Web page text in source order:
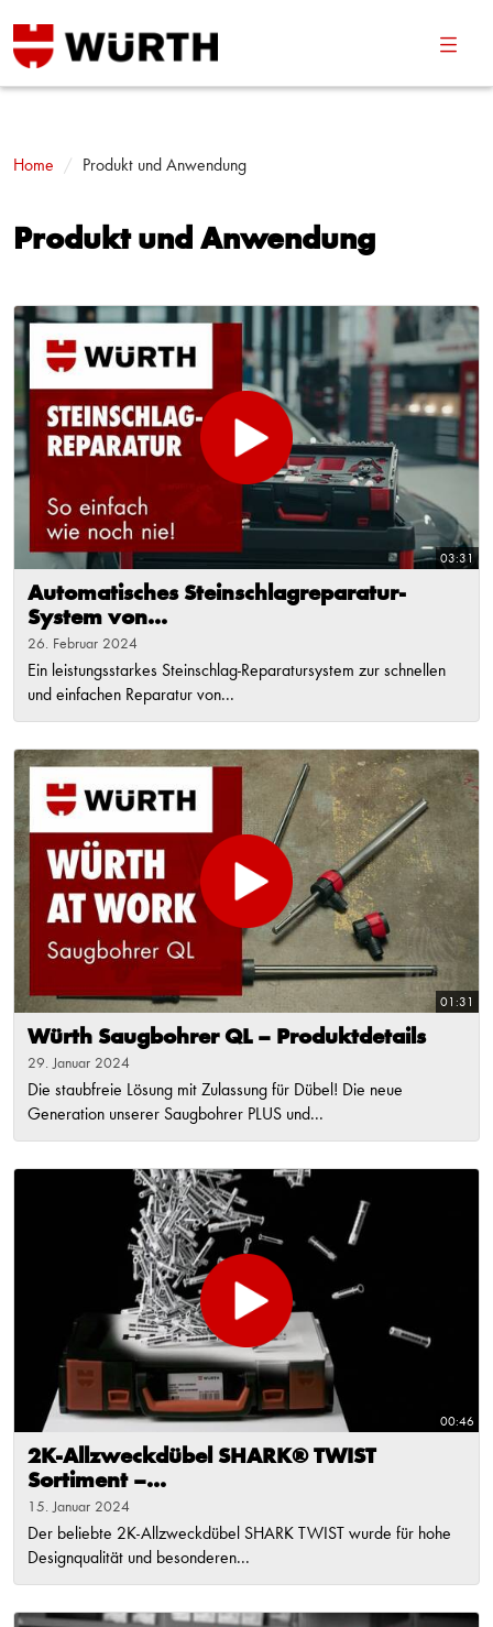
Home Produkt und Anwendung
Produkt und Anwendung
03:31
Automatisches Steinschlagreparatur-
System von...
26. Februar 2024
Ein leistungsstarkes Steinschlag-Reparatursystem zur schnellen
und einfachen Reparatur von...
01:31
Würth Saugbohrer QL – Produktdetails
29. Januar 2024
Die staubfreie Lösung mit Zulassung für Dübel! Die neue
Generation unserer Saugbohrer PLUS und...
00:46
2K-Allzweckdübel SHARK® TWIST
Sortiment –...
15. Januar 2024
Der beliebte 2K-Allzweckdübel SHARK TWIST wurde für hohe
Designqualität und besonderen...